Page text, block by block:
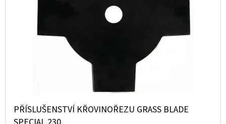
PŘÍSLUŠENSTVÍ KŘOVINOŘEZU GRASS BLADE